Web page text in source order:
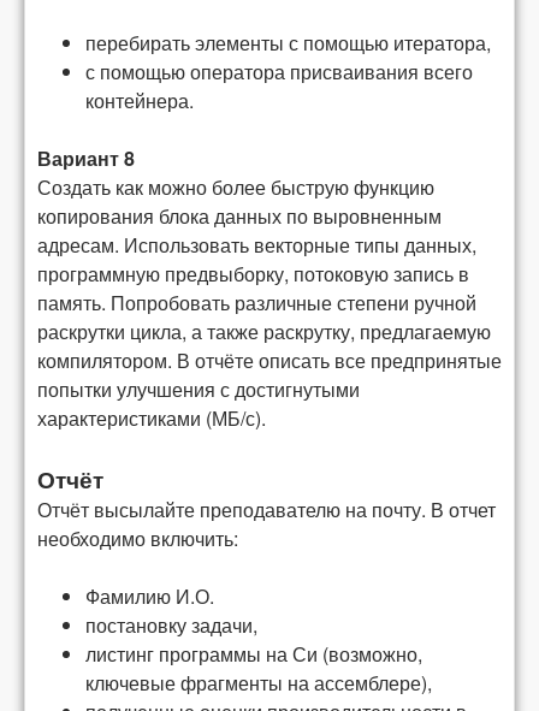
перебирать элементы с помощью итератора,
с помощью оператора присваивания всего
контейнера.
Вариант 8
Создать как можно более быструю функцию
копирования блока данных по выровненным
адресам. Использовать векторные типы данных,
программную предвыборку, потоковую запись в
память. Попробовать различные степени ручной
раскрутки цикла, а также раскрутку, предлагаемую
компилятором. В отчёте описать все предпринятые
попытки улучшения с достигнутыми
характеристиками (МБ/с).
Отчёт
Отчёт высылайте преподавателю на почту. В отчет
необходимо включить:
Фамилию И.О.
постановку задачи,
листинг программы на Си (возможно,
ключевые фрагменты на ассемблере),